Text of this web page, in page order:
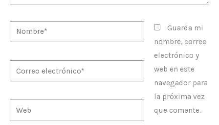
Nombre*
Correo
electrónico*
Web
Guarda mi
nombre, correo
electrónico y
web en este
navegador para
la próxima vez
que comente.